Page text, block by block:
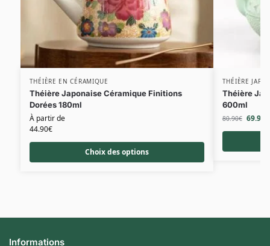
THÉIÈRE EN CÉRAMIQUE
Théière Japonaise Céramique Finitions
Dorées 180ml
À partir de
44.90€
Choix des options
THÉIÈRE
Théière
600ml
80.90€ 69.90
Informations